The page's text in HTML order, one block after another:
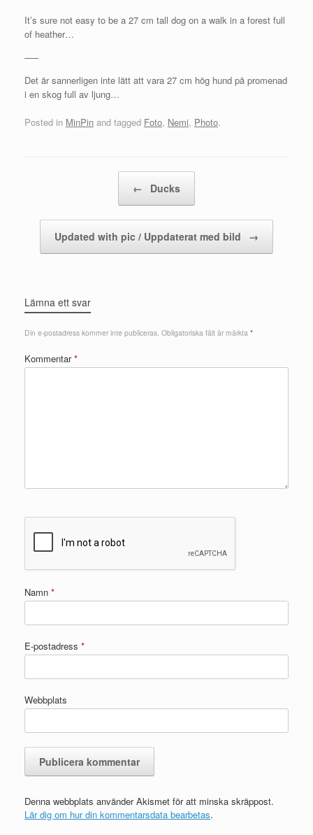
It’s sure not easy to be a 27 cm tall dog on a walk in a forest full
of heather…
—–
Det är sannerligen inte lätt att vara 27 cm hög hund på promenad
i en skog full av ljung…
Posted in MinPin and tagged Foto, Nemi, Photo.
← Ducks
Updated with pic / Uppdaterat med bild →
Lämna ett svar
Din e-postadress kommer inte publiceras. Obligatoriska fält är märkta *
Kommentar*
Namn *
E-postadress *
Webbplats
Denna webbplats använder Akismet för att minska skräppost.
Lär dig om hur din kommentarsdata bearbetas.